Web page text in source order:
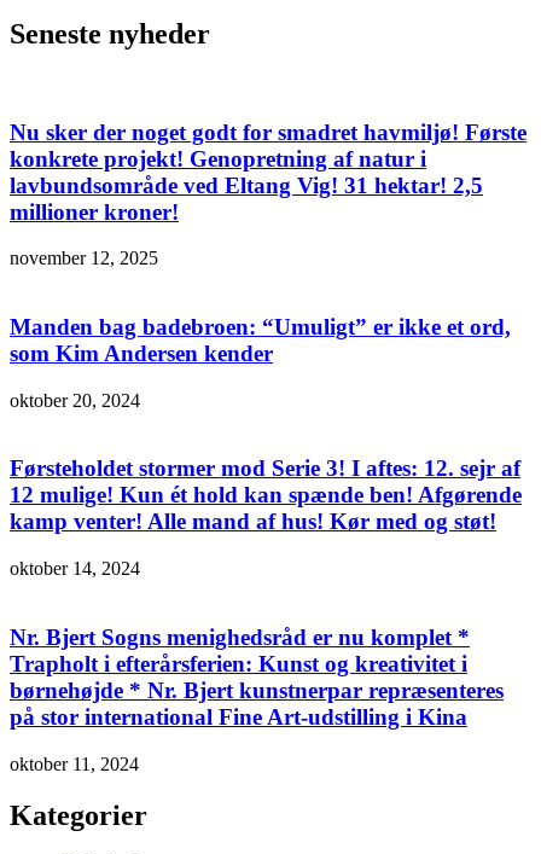
Seneste nyheder
Nu sker der noget godt for smadret havmiljø! Første
konkrete projekt! Genopretning af natur i
lavbundsområde ved Eltang Vig! 31 hektar! 2,5
millioner kroner!
november 12, 2025
Manden bag badebroen: “Umuligt” er ikke et ord,
som Kim Andersen kender
oktober 20, 2024
Førsteholdet stormer mod Serie 3! I aftes: 12. sejr af
12 mulige! Kun ét hold kan spænde ben! Afgørende
kamp venter! Alle mand af hus! Kør med og støt!
oktober 14, 2024
Nr. Bjert Sogns menighedsråd er nu komplet *
Trapholt i efterårsferien: Kunst og kreativitet i
børnehøjde * Nr. Bjert kunstnerpar repræsenteres
på stor international Fine Art-udstilling i Kina
oktober 11, 2024
Kategorier